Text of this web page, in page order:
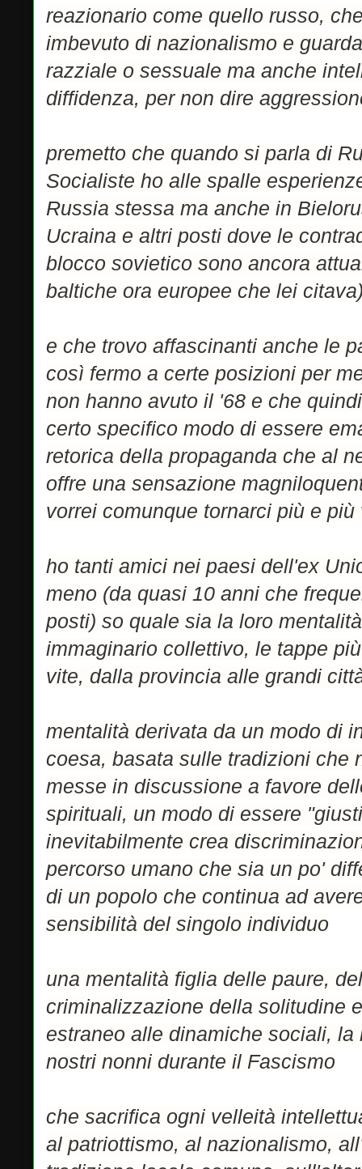
reazionario come quello russo,
imbevuto di nazionalismo e
razziale o sessuale ma anche
diffidenza, per non dire
premetto che quando si parla di
Socialiste ho alle spalle
Russia stessa ma anche in
Ucraina e altri posti dove le
blocco sovietico sono ancora
baltiche ora europee che lei
e che trovo affascinanti anche le
così fermo a certe posizioni per
non hanno avuto il '68 e che
certo specifico modo di essere
retorica della propaganda che al
offre una sensazione
vorrei comunque tornarci più e più
ho tanti amici nei paesi dell'ex
meno (da quasi 10 anni che
posti) so quale sia la loro
immaginario collettivo, le tappe
vite, dalla provincia alle grandi
mentalità derivata da un modo di
coesa, basata sulle tradizioni che
messe in discussione a favore
spirituali, un modo di essere
inevitabilmente crea
percorso umano che sia un po'
di un popolo che continua ad
sensibilità del singolo individuo
una mentalità figlia delle paure,
criminalizzazione della solitudine
estraneo alle dinamiche sociali,
nostri nonni durante il Fascismo
che sacrifica ogni velleità
al patriottismo, al nazionalismo,